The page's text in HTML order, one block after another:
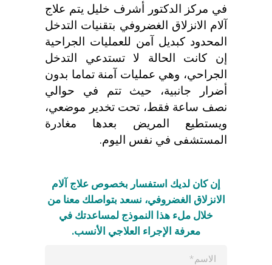
في مركز الدكتور أشرف خليل يتم علاج
آلام الانزلاق الغضروفي بتقنيات التدخل
المحدود كبديل آمن للعمليات الجراحية
إن كانت الحالة لا تستدعي التدخل
الجراحي، وهي عمليات آمنة تماما بدون
أضرار جانبية، حيث تتم في حوالي
نصف ساعة فقط، تحت تخدير موضعي،
ويستطيع المريض بعدها مغادرة
المستشفى في نفس اليوم.
إن كان لديك استفسار بخصوص علاج آلام
الانزلاق الغضروفي، نسعد بتواصلك معنا من
خلال ملء هذا النموذج لمساعدتك في
معرفة الإجراء العلاجي الأنسب.